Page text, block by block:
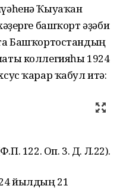
Ҡыуаҡан
башҡорт әҙәби
Башҡортостандың
коллегияһы 1924
ҡарар ҡабул итә:
122. Оп. 3. Д. Л.22).
йылдың 21